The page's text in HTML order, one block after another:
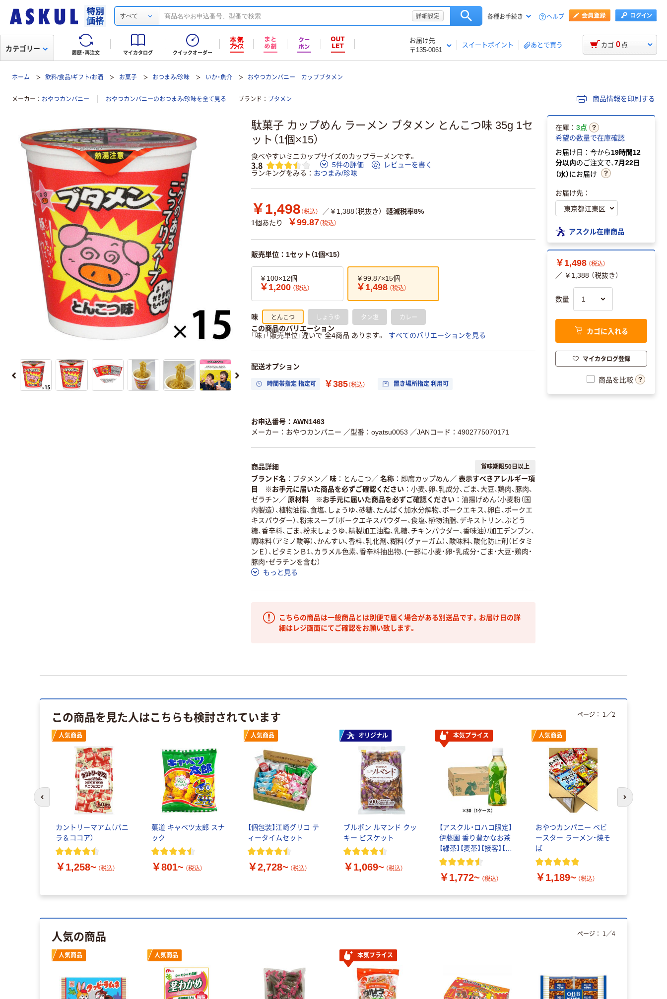
すべて 詳細設定 各種お手続き ヘルプ
履歴・再注文 マイカタログ クイックオーダー
お届け先
〒135-0061
スイートポイント あとで買う
カテゴリー カゴ 0 点
ホーム 飲料/食品/ギフト/お酒 お菓子 おつまみ/珍味 いか・魚介 おやつカンパニー カップブタメン
メーカー おやつカンパニー おやつカンパニーのおつまみ/珍味を全て見る ブランド ブタメン 商品情報を印刷する
駄菓子 カップめん ラーメン ブタメン とんこつ味 35g 1セ
ット（1個×15）
食べやすいミニカップサイズのカップラーメンです。
3.8 5件の評価
レビューを書く
ランキングをみる
おつまみ/珍味
￥1,498 （税込） ／￥1,388（税抜き）
軽減税率8%
1個あたり
￥99.87（税込）
販売単位：1セット（1個×15）
￥100×12個
￥1,200 （税込）
￥99.87×15個
￥1,498 （税込）
味 とんこつ しょうゆ タン塩 カレー
この商品のバリエーション
「味」「販売単位」違いで 全4商品 あります。
すべてのバリエーションを見る
配送オプション
時間帯指定 指定可 ￥385（税込） 置き場所指定 利用可
お申込番号：AWN1463
メーカー：おやつカンパニー ／型番：oyatsu0053 ／JANコード：4902775070171
商品詳細 賞味期限50日以上
ブランド名 ブタメン ／ 味 とんこつ ／ 名称 即席カップめん／ 表示すべきアレルギー項
目 ※お手元に届いた商品を必ずご確認ください
小麦、卵、乳成分、ごま、大豆、鶏肉、豚肉、
ゼラチン ／ 原材料 ※お手元に届いた商品を必ずご確認ください
油揚げめん（小麦粉（国
内製造）、植物油脂、食塩、しょうゆ、砂糖、たんぱく加水分解物、ポークエキス、卵白、ポークエ
キスパウダー）、粉末スープ（ポークエキスパウダー、食塩、植物油脂、デキストリン、ぶどう
糖、香辛料、ごま、粉末しょうゆ、精製加工油脂、乳糖、チキンパウダー、香味油）/加工デンプン、
調味料（アミノ酸等）、かんすい、香料、乳化剤、糊料（グァーガム）、酸味料、酸化防止剤（ビタミ
ンＥ）、ビタミンＢ1、カラメル色素、香辛料抽出物、(一部に小麦・卵・乳成分・ごま・大豆・鶏肉・
豚肉・ゼラチンを含む）
もっと見る
こちらの商品は一般商品とは別便で届く場合がある別送品です。お届け日の詳
細はレジ画面にてご確認をお願い致します。
在庫： 3点
希望の数量で在庫確認
お届け日：今から19時間12
分以内のご注文で、7月22日
（水）にお届け
お届け先：
アスクル在庫商品
￥1,498 （税込）
／ ￥1,388 （税抜き）
数量
カゴに入れる
マイカタログ登録
商品を比較
この商品を見た人はこちらも検討されています
人気商品
カントリーマアム（バニ
ラ＆ココア）
￥1,258~ （税込）
菓道 キャベツ太郎 スナ
ック
￥801~ （税込）
人気商品
【個包装】江崎グリコ テ
ィータイムセット
￥2,728~ （税込）
オリジナル
ブルボン ルマンド クッ
キー ビスケット
￥1,069~ （税込）
本気プライス
【アスクル・ロハコ限定】
伊藤園 香り豊かなお茶
【緑茶】【麦茶】【接客】【ペ
ットボトル】【紙パック】
￥1,772~ （税込）
人気商品
おやつカンパニー ベビ
ースター ラーメン・焼そ
ば
￥1,189~ （税込）
ページ： 1 ／2
前のスライドへ 次のスライド
人気の商品
人気商品 人気商品 本気プライス
ページ： 1／4